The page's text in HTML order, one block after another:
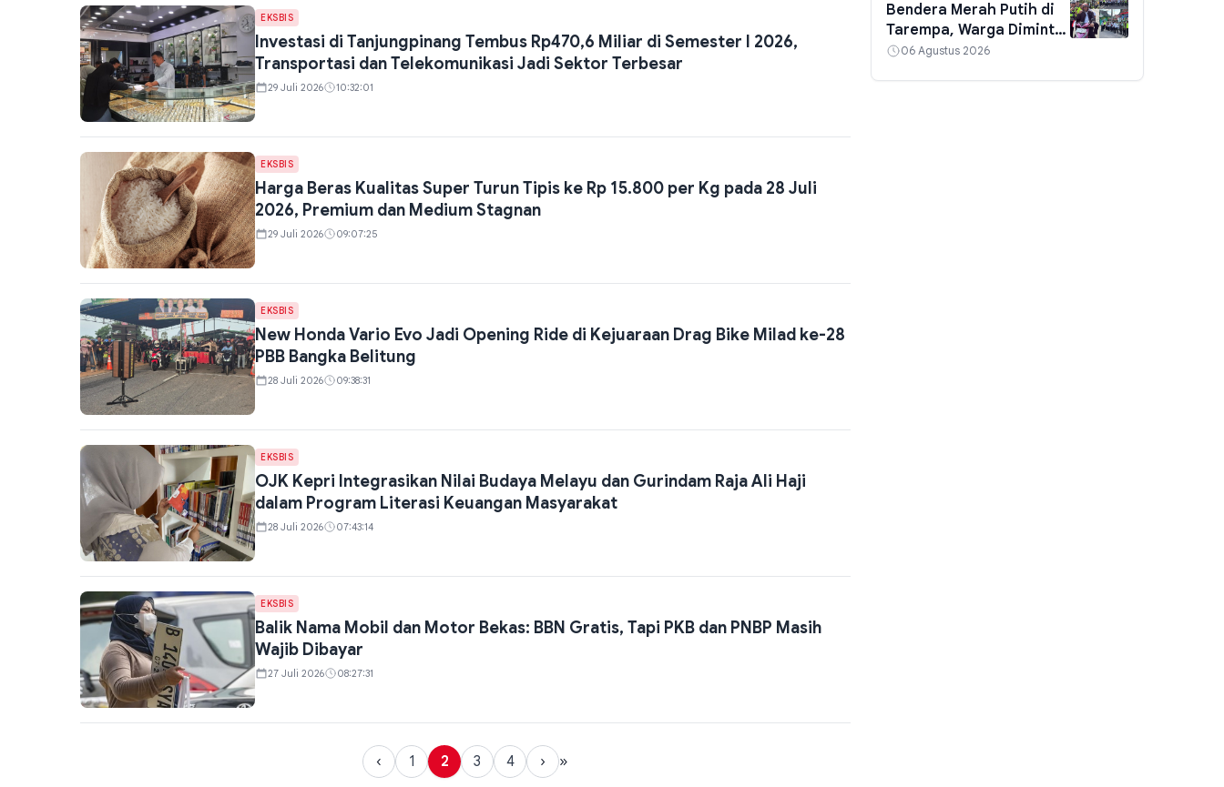
EKSBIS
Investasi di Tanjungpinang Tembus Rp470,6 Miliar di Semester I 2026,
Transportasi dan Telekomunikasi Jadi Sektor Terbesar
29 Juli 2026 10:32:01
EKSBIS
Harga Beras Kualitas Super Turun Tipis ke Rp 15.800 per Kg pada 28 Juli
2026, Premium dan Medium Stagnan
29 Juli 2026 09:07:25
EKSBIS
New Honda Vario Evo Jadi Opening Ride di Kejuaraan Drag Bike Milad ke-28
PBB Bangka Belitung
28 Juli 2026 09:38:31
EKSBIS
OJK Kepri Integrasikan Nilai Budaya Melayu dan Gurindam Raja Ali Haji
dalam Program Literasi Keuangan Masyarakat
28 Juli 2026 07:43:14
EKSBIS
Balik Nama Mobil dan Motor Bekas: BBN Gratis, Tapi PKB dan PNBP Masih
Wajib Dibayar
27 Juli 2026 08:27:31
‹ 1 2 3 4 › »
Bendera Merah Putih di
Tarempa, Warga Diminta
Pasang di Rumah Sambut
06 Agustus 2026